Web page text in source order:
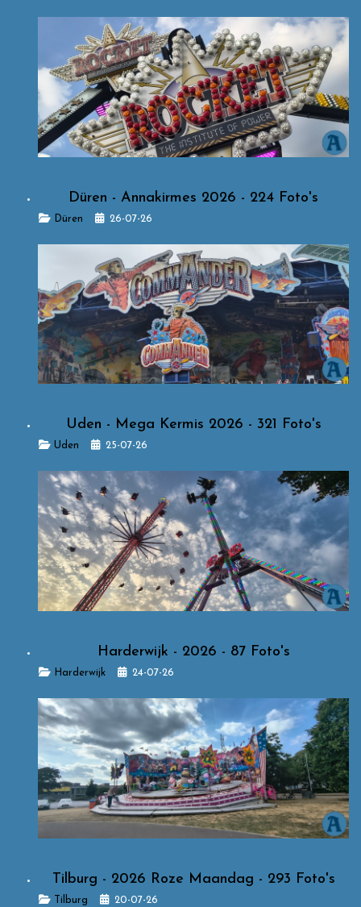
Düren - Annakirmes 2026 - 224 Foto's
Details
Düren 26-07-26
Uden - Mega Kermis 2026 - 321 Foto's
Details
Uden 25-07-26
Harderwijk - 2026 - 87 Foto's
DetailsHarderwijk 24-07-26
Tilburg - 2026 Roze Maandag - 293 Foto's
Details
Tilburg 20-07-26